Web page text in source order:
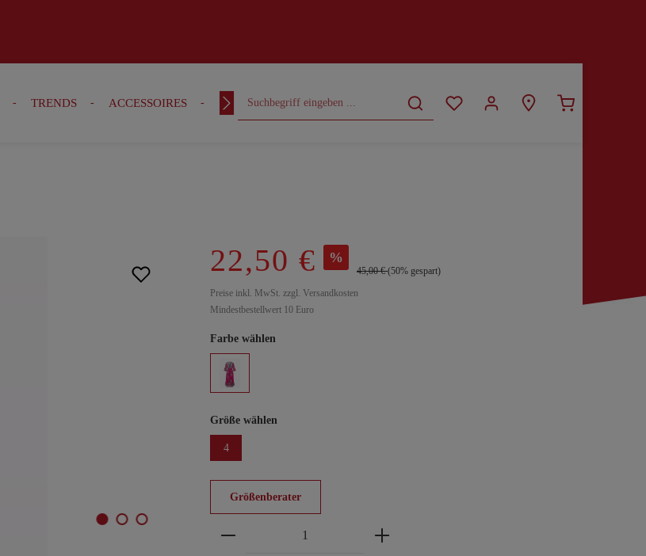
TRENDS ACCESSOIRES OUTFITS CURVY
22,50 € %
45,00 €(50% gespart)
Preise inkl. MwSt. zzgl. Versandkosten
Mindestbestellwert 10 Euro
Farbe wählen
Größe wählen
4
Größenberater
Produkt Anzahl: Gib den gewünschten Wert ein oder